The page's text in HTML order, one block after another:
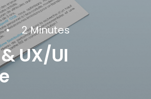
• 2 Minutes
UX/UI